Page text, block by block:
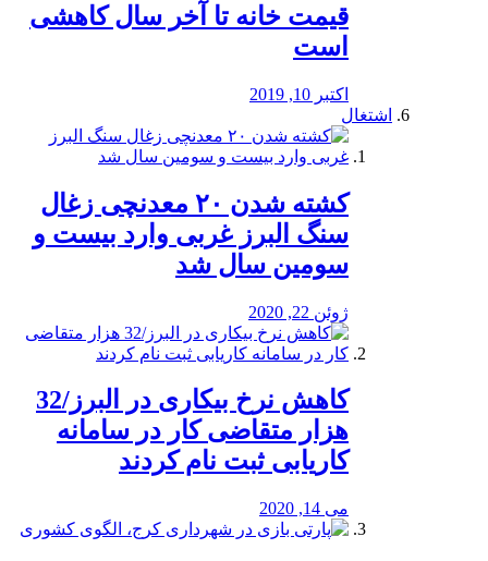
قیمت خانه تا آخر سال کاهشی
است
اکتبر 10, 2019
اشتغال
کشته شدن ۲۰ معدنچی زغال
سنگ البرز غربی وارد بیست و
سومین سال شد
ژوئن 22, 2020
کاهش نرخ بیکاری در البرز/32
هزار متقاضی کار در سامانه
کاریابی ثبت نام کردند
می 14, 2020